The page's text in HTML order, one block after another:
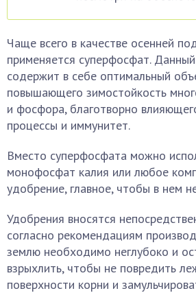
Чаще всего в качестве осенней
применяется суперфосфат.
содержит в себе оптимальный
повышающего зимостойкость
и фосфора, благотворно
процессы и иммунитет.
Вместо суперфосфата можно
монофосфат калия или любое
удобрение, главное, чтобы в нем
Удобрения вносятся
согласно рекомендациям
землю необходимо неглубоко и
взрыхлить, чтобы не повредить
поверхности корни и